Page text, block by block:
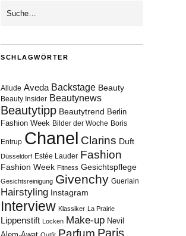
SCHLAGWÖRTER
Allude Aveda Backstage Beauty
Beauty Insider Beautynews
Beautytipp Beautytrend Berlin
Fashion Week Bilder der Woche Boris
Entrup Chanel Clarins Duft
Düsseldorf Estée Lauder Fashion
Fashion Week Fitness Gesichtspflege
Gesichtsreinigung Givenchy Guerlain
Hairstyling Instagram
Interview Klassiker La Prairie
Lippenstift Locken Make-up Nevil
Parfum Paris